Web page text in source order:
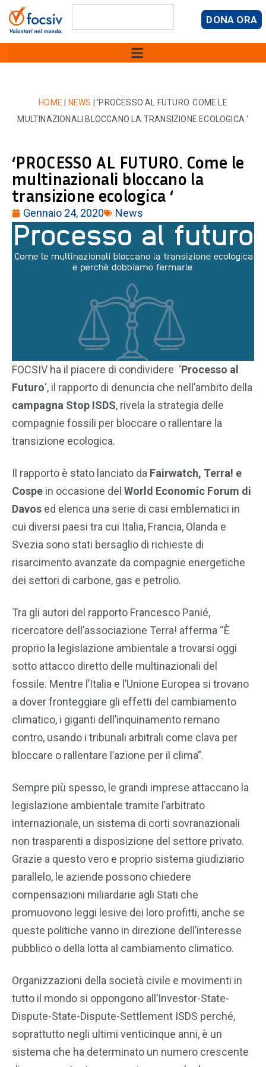
DONA ORA
HOME NEWS |‘PROCESSO AL FUTURO. COME LE
MULTINAZIONALI BLOCCANO LA TRANSIZIONE ECOLOGICA ‘
‘PROCESSO AL FUTURO. Come le
multinazionali bloccano la
transizione ecologica ‘
Gennaio 24, 2020 News
FOCSIV ha il piacere di condividere ‘Processo al
Futuro‘, il rapporto di denuncia che nell’ambito della
campagna Stop ISDS, rivela la strategia delle
compagnie fossili per bloccare o rallentare la
transizione ecologica.
Il rapporto è stato lanciato da Fairwatch, Terra! e
Cospe in occasione del World Economic Forum di
Davos ed elenca una serie di casi emblematici in
cui diversi paesi tra cui Italia, Francia, Olanda e
Svezia sono stati bersaglio di richieste di
risarcimento avanzate da compagnie energetiche
dei settori di carbone, gas e petrolio.
Tra gli autori del rapporto Francesco Panié,
ricercatore dell’associazione Terra! afferma “È
proprio la legislazione ambientale a trovarsi oggi
sotto attacco diretto delle multinazionali del
fossile. Mentre l’Italia e l’Unione Europea si trovano
a dover fronteggiare gli effetti del cambiamento
climatico, i giganti dell’inquinamento remano
contro, usando i tribunali arbitrali come clava per
bloccare o rallentare l’azione per il clima”.
Sempre più spesso, le grandi imprese attaccano la
legislazione ambientale tramite l’arbitrato
internazionale, un sistema di corti sovranazionali
non trasparenti a disposizione del settore privato.
Grazie a questo vero e proprio sistema giudiziario
parallelo, le aziende possono chiedere
compensazioni miliardarie agli Stati che
promuovono leggi lesive dei loro profitti, anche se
queste politiche vanno in direzione dell’interesse
pubblico o della lotta al cambiamento climatico.
Organizzazioni della società civile e movimenti in
tutto il mondo si oppongono all’Investor-State-
Dispute-State-Dispute-Settlement ISDS perché,
soprattutto negli ultimi venticinque anni, è un
sistema che ha determinato un numero crescente